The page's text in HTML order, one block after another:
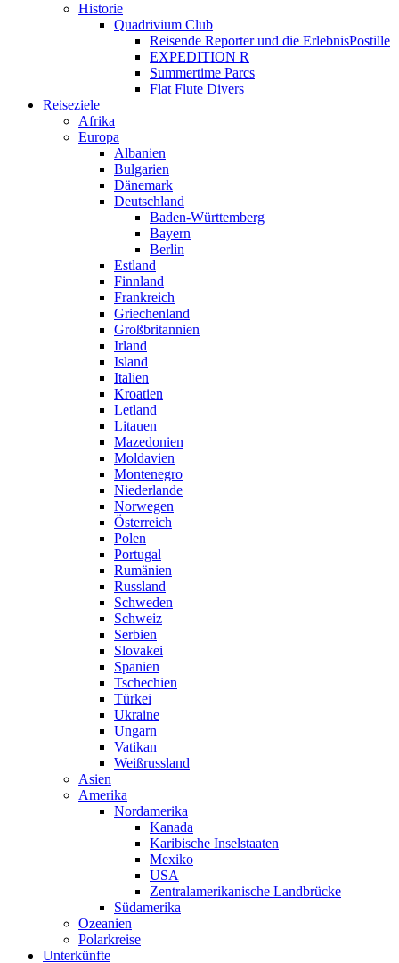
Historie
Quadrivium Club
Reisende Reporter und die ErlebnisPostille
EXPEDITION R
Summertime Parcs
Flat Flute Divers
Reiseziele
Afrika
Europa
Albanien
Bulgarien
Dänemark
Deutschland
Baden-Württemberg
Bayern
Berlin
Estland
Finnland
Frankreich
Griechenland
Großbritannien
Irland
Island
Italien
Kroatien
Letland
Litauen
Mazedonien
Moldavien
Montenegro
Niederlande
Norwegen
Österreich
Polen
Portugal
Rumänien
Russland
Schweden
Schweiz
Serbien
Slovakei
Spanien
Tschechien
Türkei
Ukraine
Ungarn
Vatikan
Weißrussland
Asien
Amerika
Nordamerika
Kanada
Karibische Inselstaaten
Mexiko
USA
Zentralamerikanische Landbrücke
Südamerika
Ozeanien
Polarkreise
Unterkünfte